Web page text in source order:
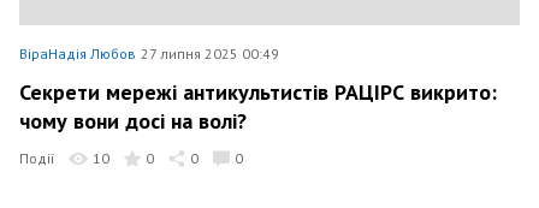
ВіраНадія Любов 27 липня 2025 00:49
Секрети мережі антикультистів РАЦІРС викрито:
чому вони досі на волі?
Події 10 0 0 0